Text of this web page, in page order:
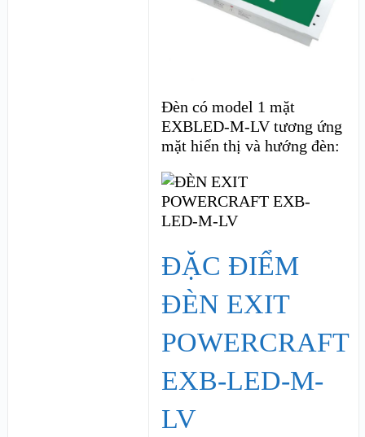
Đèn có model 1 mặt
EXBLED-M-LV tương ứng
mặt hiển thị và hướng đèn:
ĐẶC ĐIỂM
ĐÈN EXIT
POWERCRAFT
EXB-LED-M-
LV